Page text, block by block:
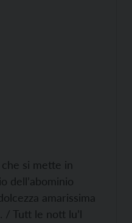
si mette in
dell’abominio
amarissima
/ Tutt le nott lu’l